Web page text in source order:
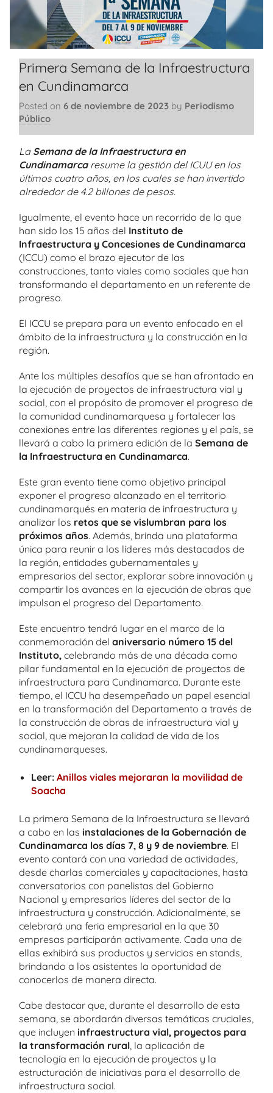
Primera Semana de la Infraestructura
en Cundinamarca
Posted on 6 de noviembre de 2023 by Periodismo
Público
La Semana de la Infraestructura en
Cundinamarcaresume la gestión del ICUU en los
últimos cuatro años, en los cuales se han invertido
alrededor de 4.2 billones de pesos.
Igualmente, el evento hace un recorrido de lo que
han sido los 15 años del Instituto de
Infraestructura y Concesiones de Cundinamarca
(ICCU) como el brazo ejecutor de las
construcciones, tanto viales como sociales que han
transformando el departamento en un referente de
progreso.
El ICCU se prepara para un evento enfocado en el
ámbito de la infraestructura y la construcción en la
región.
Ante los múltiples desafíos que se han afrontado en
la ejecución de proyectos de infraestructura vial y
social, con el propósito de promover el progreso de
la comunidad cundinamarquesa y fortalecer las
conexiones entre las diferentes regiones y el país, se
llevará a cabo la primera edición de la Semana de
la Infraestructura en Cundinamarca.
Este gran evento tiene como objetivo principal
exponer el progreso alcanzado en el territorio
cundinamarqués en materia de infraestructura y
analizar los retos que se vislumbran para los
próximos años. Además, brinda una plataforma
única para reunir a los líderes más destacados de
la región, entidades gubernamentales y
empresarios del sector, explorar sobre innovación y
compartir los avances en la ejecución de obras que
impulsan el progreso del Departamento.
Este encuentro tendrá lugar en el marco de la
conmemoración del aniversario número 15 del
Instituto, celebrando más de una década como
pilar fundamental en la ejecución de proyectos de
infraestructura para Cundinamarca. Durante este
tiempo, el ICCU ha desempeñado un papel esencial
en la transformación del Departamento a través de
la construcción de obras de infraestructura vial y
social, que mejoran la calidad de vida de los
cundinamarqueses.
Leer: Anillos viales mejoraran la movilidad de
Soacha
La primera Semana de la Infraestructura se llevará
a cabo en las instalaciones de la Gobernación de
Cundinamarca los días 7, 8 y 9 de noviembre. El
evento contará con una variedad de actividades,
desde charlas comerciales y capacitaciones, hasta
conversatorios con panelistas del Gobierno
Nacional y empresarios líderes del sector de la
infraestructura y construcción. Adicionalmente, se
celebrará una feria empresarial en la que 30
empresas participarán activamente. Cada una de
ellas exhibirá sus productos y servicios en stands,
brindando a los asistentes la oportunidad de
conocerlos de manera directa.
Cabe destacar que, durante el desarrollo de esta
semana, se abordarán diversas temáticas cruciales,
que incluyen infraestructura vial, proyectos para
la transformación rural , la aplicación de
tecnología en la ejecución de proyectos y la
estructuración de iniciativas para el desarrollo de
infraestructura social.